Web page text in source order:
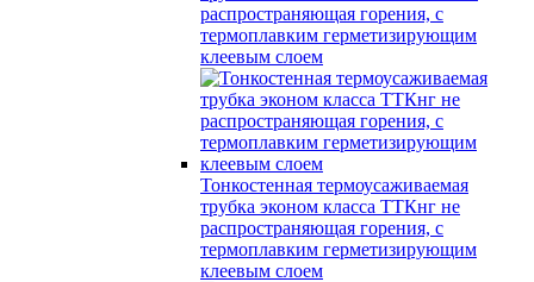
распространяющая горения, с
термоплавким герметизирующим
клеевым слоем
Тонкостенная термоусаживаемая
трубка эконом класса ТТКнг не
распространяющая горения, с
термоплавким герметизирующим
клеевым слоем